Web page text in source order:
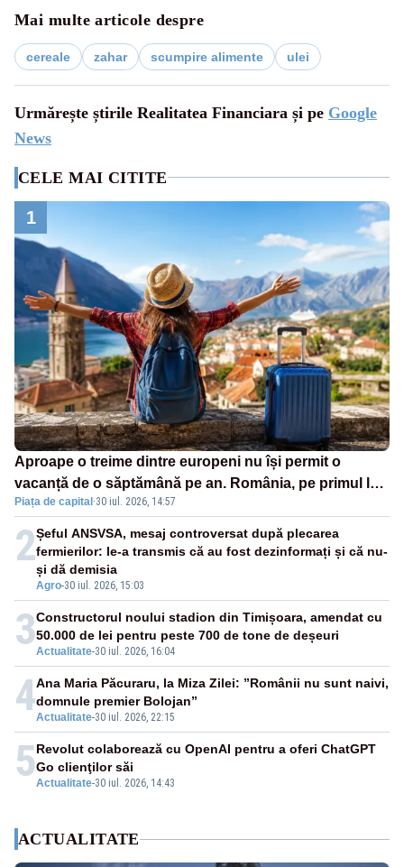
Mai multe articole despre
cereale zahar scumpire alimente ulei
Urmărește știrile Realitatea Financiara și pe Google
News
CELE MAI CITITE
1
Aproape o treime dintre europeni nu își permit o
vacanță de o săptămână pe an. România, pe primul loc
în UE
Piața de capital ·30 iul. 2026, 14:57
2
Agro-30 iul. 2026, 15:03
Șeful ANSVSA, mesaj controversat după plecarea
fermierilor: le-a transmis că au fost dezinformați și că nu-
și dă demisia
3Actualitate-30 iul. 2026, 16:04
Constructorul noului stadion din Timișoara, amendat cu
50.000 de lei pentru peste 700 de tone de deșeuri
4Actualitate-30 iul. 2026, 22:15
Ana Maria Păcuraru, la Miza Zilei: ”Românii nu sunt naivi,
domnule premier Bolojan”
5Actualitate-30 iul. 2026, 14:43
Revolut colaborează cu OpenAI pentru a oferi ChatGPT
Go clienţilor săi
ACTUALITATE